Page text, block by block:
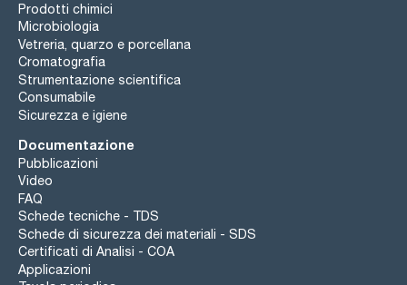
Prodotti chimici
Microbiologia
Vetreria, quarzo e porcellana
Cromatografia
Strumentazione scientifica
Consumabile
Sicurezza e igiene
Documentazione
Pubblicazioni
Video
FAQ
Schede tecniche - TDS
Schede di sicurezza dei materiali - SDS
Certificati di Analisi - COA
Applicazioni